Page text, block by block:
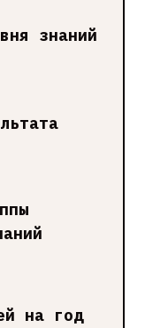
знаний
на год